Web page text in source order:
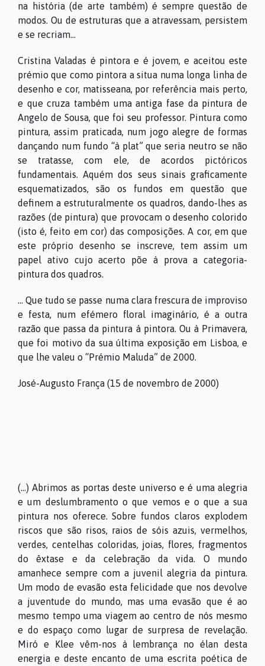
na história (de arte também) é sempre questão de
modos. Ou de estruturas que a atravessam, persistem
e se recriam…
Cristina Valadas é pintora e é jovem, e aceitou este
prémio que como pintora a situa numa longa linha de
desenho e cor, matisseana, por referência mais perto,
e que cruza também uma antiga fase da pintura de
Angelo de Sousa, que foi seu professor. Pintura como
pintura, assim praticada, num jogo alegre de formas
dançando num fundo “à plat” que seria neutro se não
se tratasse, com ele, de acordos pictóricos
fundamentais. Aquém dos seus sinais graficamente
esquematizados, são os fundos em questão que
definem a estruturalmente os quadros, dando-lhes as
razões (de pintura) que provocam o desenho colorido
(isto é, feito em cor) das composições. A cor, em que
este próprio desenho se inscreve, tem assim um
papel ativo cujo acerto põe à prova a categoria-
pintura dos quadros.
… Que tudo se passe numa clara frescura de improviso
e festa, num efémero floral imaginário, é a outra
razão que passa da pintura à pintora. Ou à Primavera,
que foi motivo da sua última exposição em Lisboa, e
que lhe valeu o “Prémio Maluda” de 2000.
José-Augusto França (15 de novembro de 2000)
(…) Abrimos as portas deste universo e é uma alegria
e um deslumbramento o que vemos e o que a sua
pintura nos oferece. Sobre fundos claros explodem
riscos que são risos, raios de sóis azuis, vermelhos,
verdes, centelhas coloridas, joias, flores, fragmentos
do êxtase e da celebração da vida. O mundo
amanhece sempre com a juvenil alegria da pintura.
Um modo de evasão esta felicidade que nos devolve
a juventude do mundo, mas uma evasão que é ao
mesmo tempo uma viagem ao centro de nós mesmo
e do espaço como lugar de surpresa de revelação.
Miró e Klee vêm-nos à lembrança no élan desta
energia e deste encanto de uma escrita poética de